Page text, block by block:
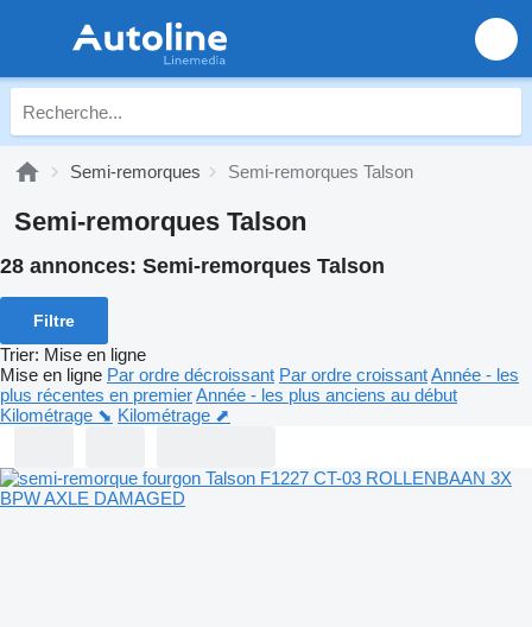
Semi-remorques Semi-remorques Talson
Semi-remorques Talson
28 annonces: Semi-remorques Talson
Filtre
Trier: Mise en ligne
Mise en ligne Par ordre décroissant Par ordre croissantAnnée - les
plus récentes en premierAnnée - les plus anciens au début
Kilométrage ⬊ Kilométrage ⬈